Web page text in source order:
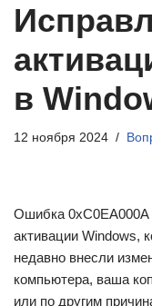
в
12 ноября 2024
Ошибка
активации Windows,
недавно внесли
компьютера, ваша
или по другим